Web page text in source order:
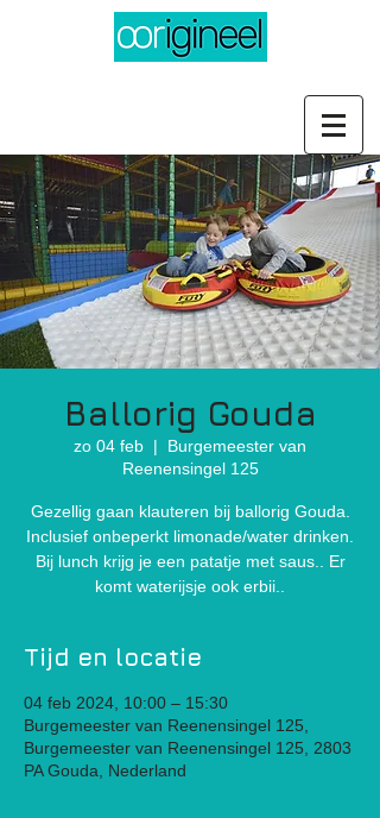
Ballorig Gouda
zo 04 feb
  |
Burgemeester van
Reenensingel 125
Gezellig gaan klauteren bij ballorig Gouda.
Inclusief onbeperkt limonade/water drinken.
Bij lunch krijg je een patatje met saus.. Er
komt waterijsje ook erbii..
Tijd en locatie
04 feb 2024, 10:00 – 15:30
Burgemeester van Reenensingel 125,
Burgemeester van Reenensingel 125, 2803
PA Gouda, Nederland